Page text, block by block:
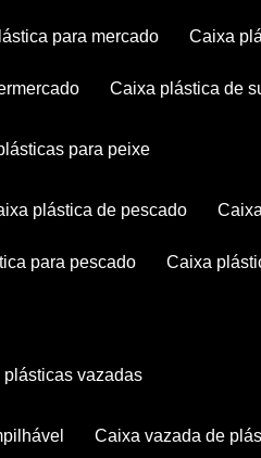
para mercado caixa
caixa plástica de
para peixe
plástica de pescado
para pescado caixa
plásticas vazadas
caixa vazada de